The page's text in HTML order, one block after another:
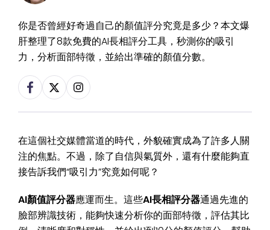
你是否曾經好奇過自己的顏值評分究竟是多少？本文爆
肝整理了8款免費的AI長相評分工具，秒測你的吸引
力，分析面部特徵，並給出準確的顏值分數。
在這個社交媒體當道的時代，外貌確實成為了許多人關
注的焦點。不過，除了自信與氣質外，還有什麼能夠直
接告訴我們“吸引力”究竟如何呢？
AI顏值評分器應運而生。這些AI長相評分器通過先進的
臉部辨識技術，能夠快速分析你的面部特徵，評估其比